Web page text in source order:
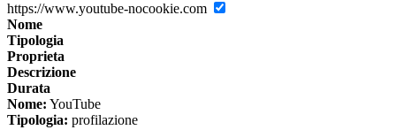
https://www.youtube-nocookie.com
Nome
Tipologia
Proprieta
Descrizione
Durata
Nome: YouTube
Tipologia: profilazione